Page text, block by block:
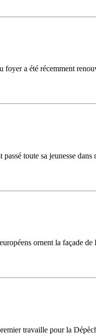
a été récemment
toute sa jeunesse
ornent la façade
travaille pour la